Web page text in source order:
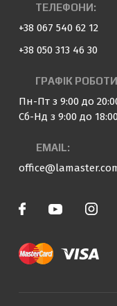
ТЕЛЕФОНИ:
+38 067 540 62 12
+38 050 313 46 30
ГРАФІК
Пн-Пт з 9:00 до
Сб-Нд з 9:00 до 18:00
EMAIL: